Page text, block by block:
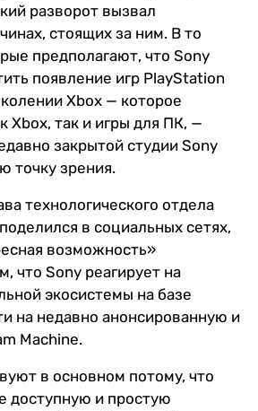
разворот вызвал
стоящих за ним. В то
предполагают, что Sony
появление игр PlayStation
Xbox — которое
Xbox, так и игры для ПК, —
закрытой студии Sony
точку зрения.
технологического отдела
в социальных сетях,
возможность»
что Sony реагирует на
экосистемы на базе
на недавно анонсированную и
Machine.
в основном потому, что
доступную и простую